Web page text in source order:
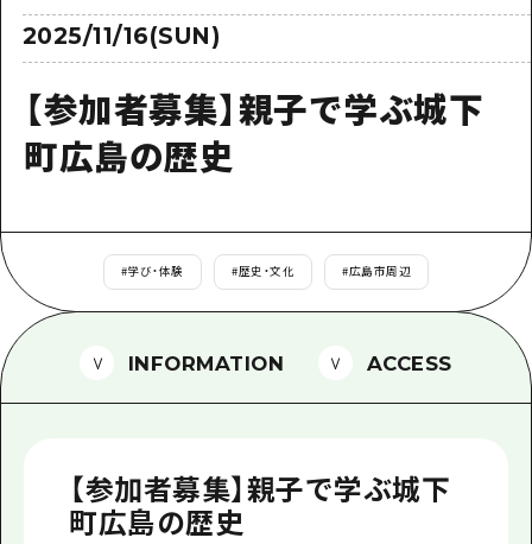
学び・体験
歴史・文化
癒し
宮島周辺
山口県東部
弾丸
半日
1泊2日
山口県東部
愛媛県
島根県
施設の混雑状況のお知らせ
手荷物預かり・配送サービス
広島おもてなしパス
観光案内所
広島県を訪れる外国人旅行者向け情報一
ボランティアガイド
ユニバーサルツーリズム
広島県の魅力を動画でご紹介！
お問い合わせ
事業者・学校関係者の皆さま
2025/11/16(SUN)
【参加者募集】親子で学ぶ城下
町広島の歴史
#学び・体験 #歴史・文化 #広島市周辺
INFORMATION ACCESS
【参加者募集】親子で学ぶ城下
町広島の歴史